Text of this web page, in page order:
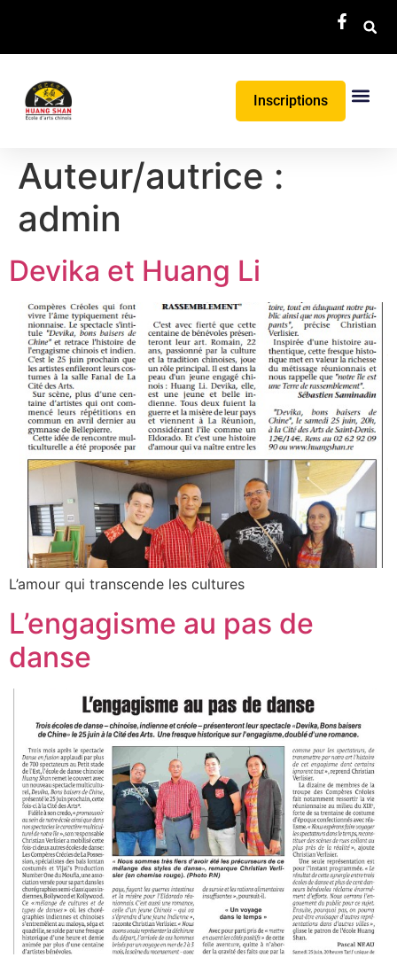
Inscriptions
Auteur/autrice :
admin
Devika et Huang Li
L’amour qui transcende les cultures
L’engagisme au pas de
danse